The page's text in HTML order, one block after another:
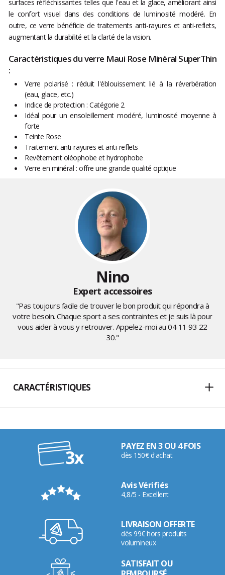
surfaces réfléchissantes telles que l'eau et la glace, améliorant ainsi
le confort visuel dans des conditions de luminosité modéré. En
outre, ce verre bénéficie de traitements anti-rayures et anti-reflets,
augmentant la durabilité et la clarté de la vision.
Caractéristiques du verre Maui Rose Minéral SuperThin
:
Verre polarisé : réduit l'éblouissement lié à la réverbération
(eau, glace, etc.)
Indice de protection : Catégorie 2
Idéal pour un ensoleillement modéré, luminosité moyenne à
forte
Teinte Rose
Traitement anti-rayures et anti-reflets
Revêtement oléophobe et hydrophobe
Verre en minéral : offre une grande qualité optique
Nino
Expert accessoires
"Pas toujours facile de trouver le bon produit qui répondra à
votre besoin. Chaque sport a ses contraintes et je suis là pour
vous aider à vous y retrouver. Appelez-moi au04 11 93 22
30."
CARACTÉRISTIQUES
PAYEZ EN 3 OU 4 FOIS
dès 150€ d'achat
Avis Vérifiés
4,8/5 - Excellent
LIVRAISON OFFERTE
dès 99€ hors produits
volumineux
SATISFAIT OU